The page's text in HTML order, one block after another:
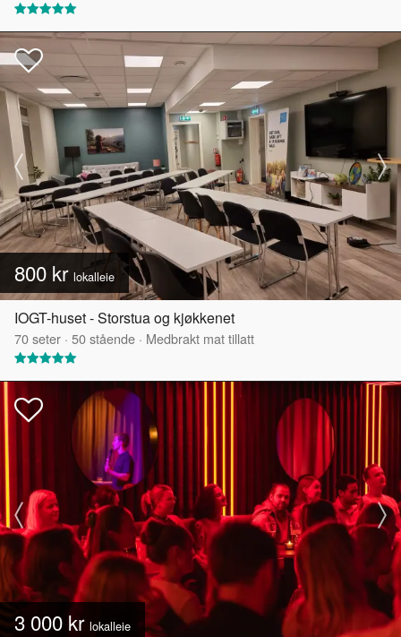
800 kr lokalleie
IOGT-huset - Storstua og kjøkkenet
70seter · 50stående · Medbrakt mat tillatt
3 000 kr lokalleie